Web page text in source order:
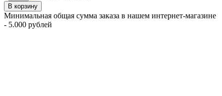
В корзину
Минимальная общая сумма заказа в нашем интернет-магазине
- 5.000 рублей